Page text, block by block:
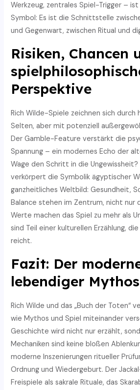
Werkzeug, zentrales Spiel-Trigger –
Symbol: Es ist die Schnittstelle
und Gegenwart, zwischen Ritual und
Risiken, Chancen
Perspektive
Rich Wilde-Spiele zeichnen sich durch
Selten, aber mit potenziell
Der Gamble-Feature verstärkt die
Spannung – ein modernes Echo der
Wage den Schritt in die
verkörpert die Symbolik ägyptischer
ganzheitliches Weltbild: Gesundheit,
Balance stehen im Zentrum, nicht nur
Werte machen das Spiel zu mehr als
sind Teil einer kulturellen Erzählung,
reicht.
Fazit: Der
lebendiger Mythos
Rich Wilde und das „Buch der Toten“
wie Mythos und Spiel miteinander
Geschichte wird nicht nur erzählt,
Mechaniken sind keine bloßen
moderne Inszenierungen ritueller
Ordnung und Wiedergeburt. Der
Freispiele als sakrale Rituale, das